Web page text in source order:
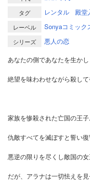
タグ レンタル 殿堂
レーベル Sonyaコミック
シリーズ
悪人の恋
あなたの側であなたを生かし
絶望を味わわせながら殺し
家族を惨殺された亡国の王子
仇敵すべてを滅ぼすと誓い復
悪逆の限りを尽くし敵国の
だが、アラナは一切怯えを